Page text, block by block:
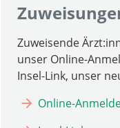
Zuweisende
unser Online-
Insel-Link, unser
Online-